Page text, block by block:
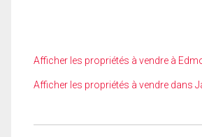
Afficher les propriétés à vendre à
Afficher les propriétés à vendre dans